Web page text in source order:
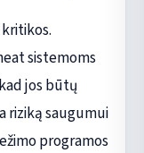
sistemoms
jos būtų
riziką saugumui
programos